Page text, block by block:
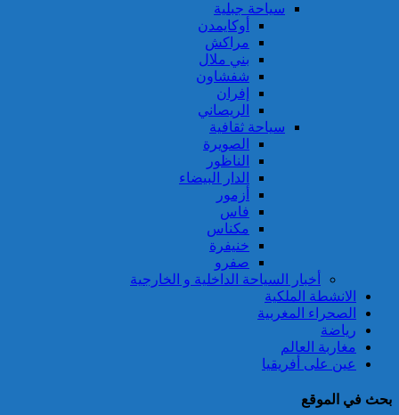
سياحة جبلية
أوكايمدن
مراكش
بني ملال
شفشاون
إفران
الريصاني
سياحة ثقافية
الصويرة
الناظور
الدار البيضاء
أزمور
فاس
مكناس
خنيفرة
صفرو
أخبار السياحة الداخلية و الخارجية
الانشطة الملكية
الصحراء المغربية
رياضة
مغاربة العالم
عين على أفريقيا
بحث في الموقع